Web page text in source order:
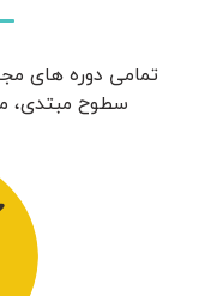
تمامی دوره های
سطوح مبتدی،